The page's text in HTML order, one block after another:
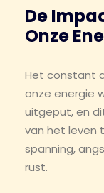
De
Onze
Het constant
onze energie
uitgeput, en
van het leven
spanning,
rust.